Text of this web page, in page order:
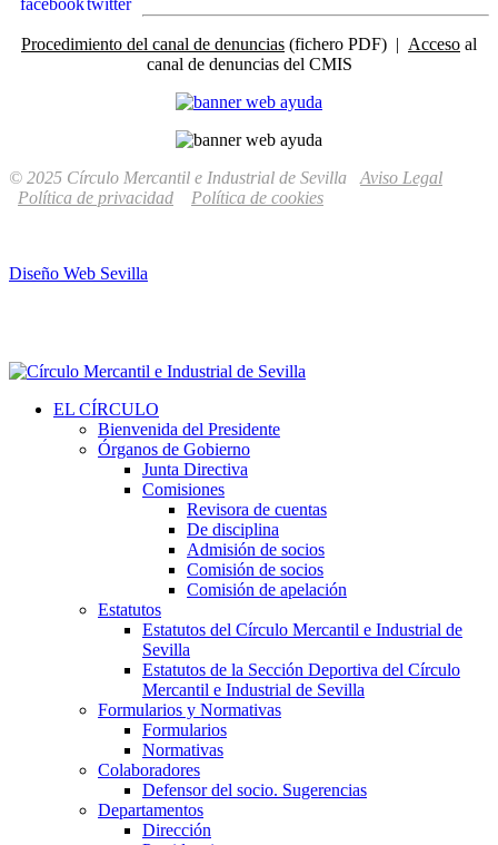
Procedimiento del canal de denuncias (fichero PDF) | Acceso al
canal de denuncias del CMIS
© 2025 Círculo Mercantil e Industrial de Sevilla Aviso Legal
Política de privacidad
Política de cookies
Diseño Web Sevilla
EL CÍRCULO
Bienvenida del Presidente
Órganos de Gobierno
Junta Directiva
Comisiones
Revisora de cuentas
De disciplina
Admisión de socios
Comisión de socios
Comisión de apelación
Estatutos
Estatutos del Círculo Mercantil e Industrial de
Sevilla
Estatutos de la Sección Deportiva del Círculo
Mercantil e Industrial de Sevilla
Formularios y Normativas
Formularios
Normativas
Colaboradores
Defensor del socio. Sugerencias
Departamentos
Dirección